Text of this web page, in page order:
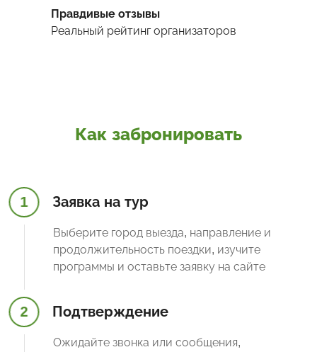
Правдивые отзывы
Реальный рейтинг организаторов
Как забронировать
1 Заявка на тур
Выберите город выезда, направление и
продолжительность поездки, изучите
программы и оставьте заявку на сайте
2 Подтверждение
Ожидайте звонка или сообщения,